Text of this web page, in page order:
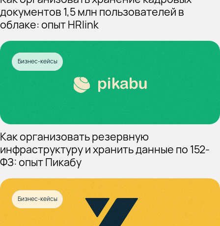
документов 1,5 млн пользователей в
облаке: опыт HRlink
Бизнес-кейсы
Как организовать резервную
инфраструктуру и хранить данные по 152-
ФЗ: опыт Пикабу
Бизнес-кейсы